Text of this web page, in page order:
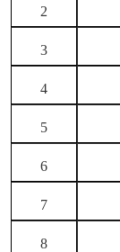
2
3
4
5
6
7
8